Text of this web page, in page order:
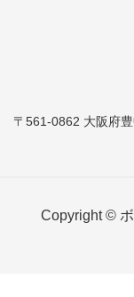
〒561-0862 大阪府
Copyright ©